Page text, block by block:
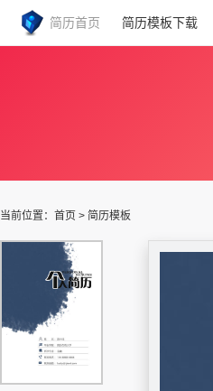
简历首页 简历模板下载
当前位置： 首页 > 简历模板